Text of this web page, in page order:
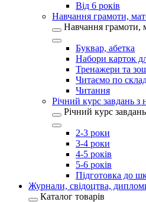
Від 6 років
Навчання грамоти,
Навчання грамоти,
Буквар, абетка
Набори карток
Тренажери та
Читаємо по
Читання
Річний курс завдань з
Річний курс
2-3 роки
3-4 роки
4-5 років
5-6 років
Підготовка до
Журнали, свідоцтва,
Каталог товарів